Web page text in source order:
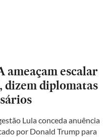
ameaçam escalar
diplomatas
Lula conceda anuência
por Donald Trump para